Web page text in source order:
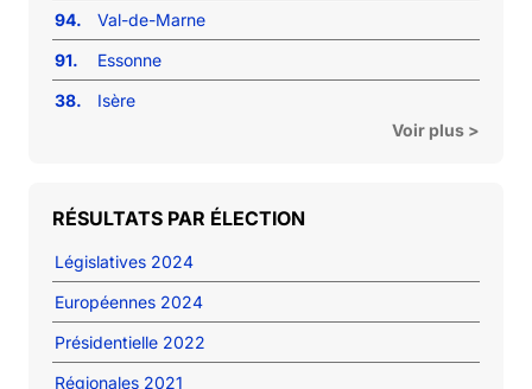
94.
Val-de-Marne
91.
Essonne
38.
Isère
Voir plus >
RÉSULTATS PAR ÉLECTION
Législatives 2024
Européennes 2024
Présidentielle 2022
Régionales 2021